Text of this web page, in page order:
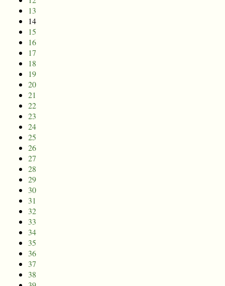
13
14
15
16
17
18
19
20
21
22
23
24
25
26
27
28
29
30
31
32
33
34
35
36
37
38